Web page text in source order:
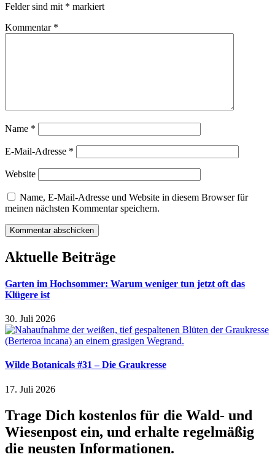
Felder sind mit * markiert
Kommentar *
Name *
E-Mail-Adresse *
Website
Name, E-Mail-Adresse und Website in diesem Browser für
meinen nächsten Kommentar speichern.
Aktuelle Beiträge
Garten im Hochsommer: Warum weniger tun jetzt oft das
Klügere ist
30. Juli 2026
Wilde Botanicals #31 – Die Graukresse
17. Juli 2026
Trage Dich kostenlos für die Wald- und
Wiesenpost ein, und erhalte regelmäßig
die neusten Informationen.